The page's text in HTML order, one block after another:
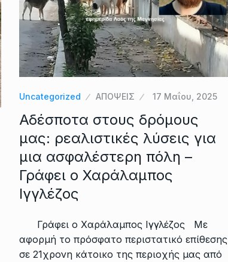
Uncategorized ΑΠΟΨΕΙΣ 17 Μαΐου, 2025
Αδέσποτα στους δρόμους
μας: ρεαλιστικές λύσεις για
μια ασφαλέστερη πόλη –
Γράφει ο Χαράλαμπος
Ιγγλέζος
Γράφει ο Χαράλαμπος Ιγγλέζος Με
αφορμή το πρόσφατο περιστατικό επίθεσης
σε 21χρονη κάτοικο της περιοχής μας από